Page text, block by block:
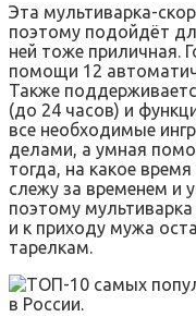
Эта мультиварка-
поэтому подойдёт
ней тоже приличная.
помощи 12
Также
(до 24 часов) и
все необходимые
делами, а умная
тогда, на какое
слежу за временем и
поэтому
и к приходу мужа
тарелкам.